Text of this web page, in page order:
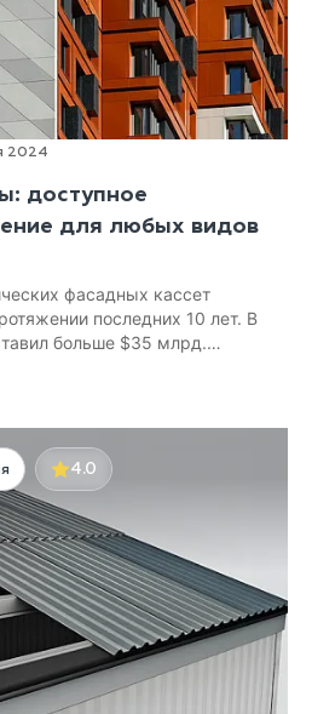
2024
доступное
для любых видов
фасадных кассет
последних 10 лет. В
больше $35 млрд.
фасадами из керамогранита
4.0